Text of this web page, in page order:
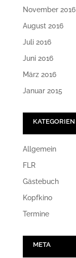
November 2016
August 2016
Juli 2016
Juni 2016
März 2016
Januar 2015
KATEGORIEN
Allgemein
FLR
Gästebuch
Kopfkino
Termine
META